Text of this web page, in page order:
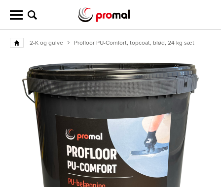
2-K og gulve Profloor PU-Comfort, topcoat, blød, 24 kg sæt